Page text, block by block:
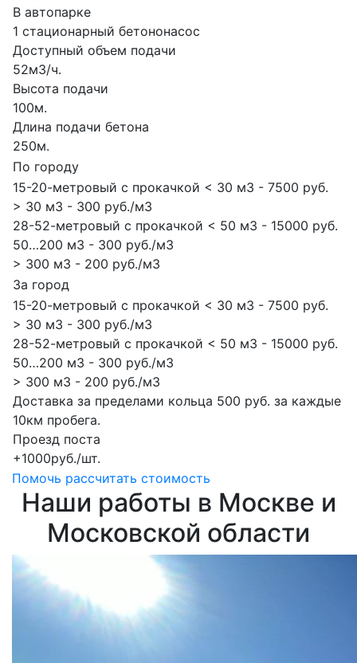
В автопарке
1 стационарный бетононасос
Доступный объем подачи
52м3/ч.
Высота подачи
100м.
Длина подачи бетона
250м.
По городу
15-20-метровый с прокачкой < 30 м3 - 7500 руб.
> 30 м3 - 300 руб./м3
28-52-метровый с прокачкой < 50 м3 - 15000 руб.
50…200 м3 - 300 руб./м3
> 300 м3 - 200 руб./м3
За город
15-20-метровый с прокачкой < 30 м3 - 7500 руб.
> 30 м3 - 300 руб./м3
28-52-метровый с прокачкой < 50 м3 - 15000 руб.
50…200 м3 - 300 руб./м3
> 300 м3 - 200 руб./м3
Доставка за пределами кольца 500 руб. за каждые
10км пробега.
Проезд поста
+1000руб./шт.
Помочь рассчитать стоимость
Наши работы в Москве и
Московской области